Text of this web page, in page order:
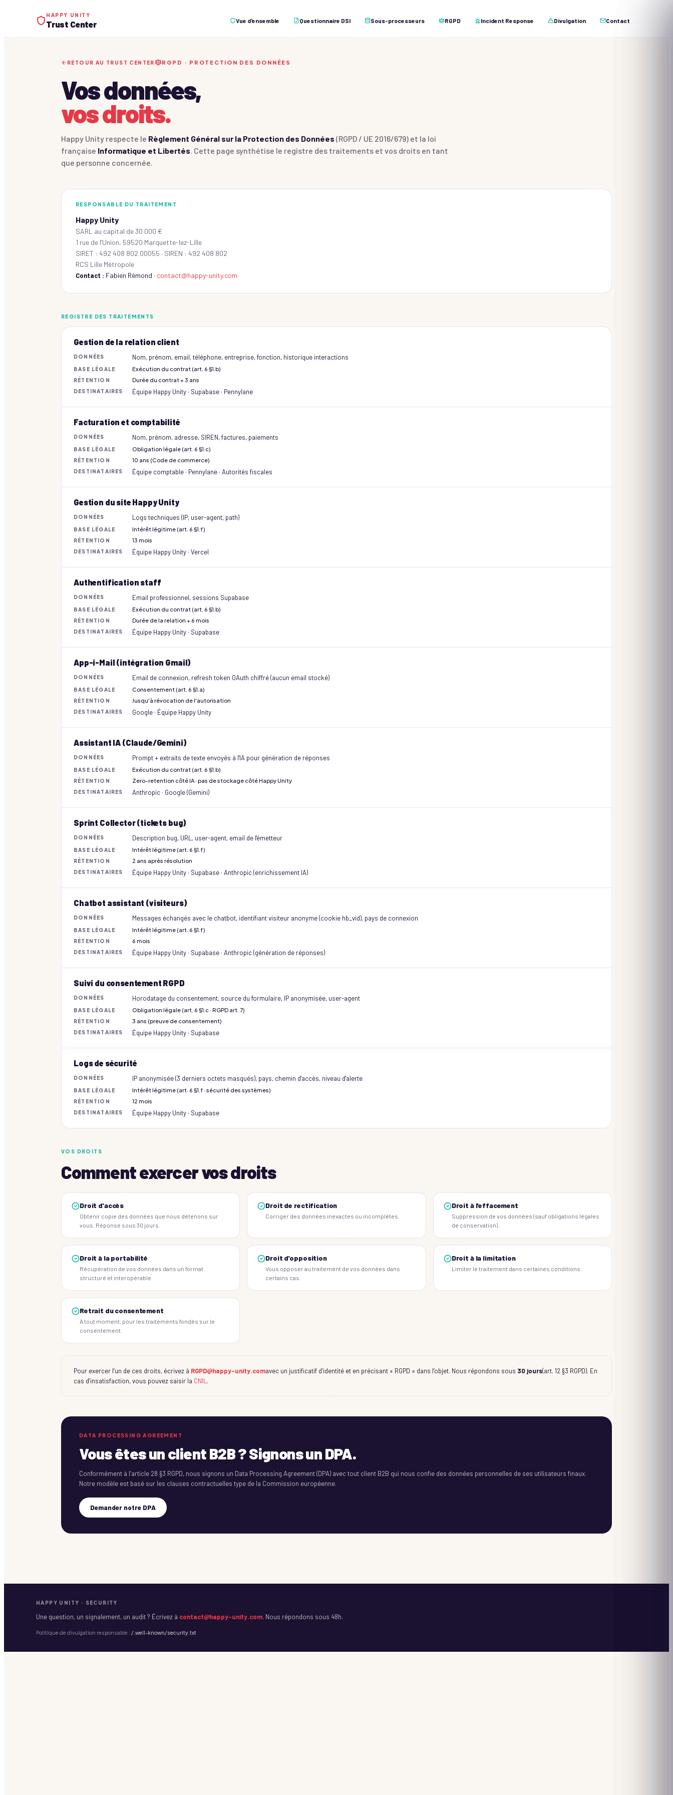
HAPPY UNITY
Trust Center Vue d'ensemble Questionnaire DSI Sous-processeurs RGPD Incident Response Divulgation Contact
RETOUR AU TRUST CENTER RGPD · PROTECTION DES DONNÉES
Vos données,
vos droits.
Happy Unity respecte le Règlement Général sur la Protection des Données (RGPD / UE 2016/679) et la loi
française Informatique et Libertés. Cette page synthétise le registre des traitements et vos droits en tant
que personne concernée.
RESPONSABLE DU TRAITEMENT
Happy Unity
SARL au capital de 30 000 €
1 rue de l’Union, 59520 Marquette-lez-Lille
SIRET : 492 408 802 00055 · SIREN : 492 408 802
RCS Lille Métropole
Contact : Fabien Rémond · contact@happy-unity.com
REGISTRE DES TRAITEMENTS
Gestion de la relation client
DONNÉES Nom, prénom, email, téléphone, entreprise, fonction, historique interactions
BASE LÉGALE Exécution du contrat (art. 6 §1.b)
RÉTENTION Durée du contrat + 3 ans
DESTINATAIRES Équipe Happy Unity · Supabase · Pennylane
Facturation et comptabilité
DONNÉES Nom, prénom, adresse, SIREN, factures, paiements
BASE LÉGALE Obligation légale (art. 6 §1.c)
RÉTENTION 10 ans (Code de commerce)
DESTINATAIRES Équipe comptable · Pennylane · Autorités fiscales
Gestion du site Happy Unity
DONNÉES Logs techniques (IP, user-agent, path)
BASE LÉGALE Intérêt légitime (art. 6 §1.f)
RÉTENTION 13 mois
DESTINATAIRES Équipe Happy Unity · Vercel
Authentification staff
DONNÉES Email professionnel, sessions Supabase
BASE LÉGALE Exécution du contrat (art. 6 §1.b)
RÉTENTION Durée de la relation + 6 mois
DESTINATAIRES Équipe Happy Unity · Supabase
App-i-Mail (intégration Gmail)
DONNÉES Email de connexion, refresh token OAuth chiffré (aucun email stocké)
BASE LÉGALE Consentement (art. 6 §1.a)
RÉTENTION Jusqu'à révocation de l'autorisation
DESTINATAIRES Google · Équipe Happy Unity
Assistant IA (Claude/Gemini)
DONNÉES Prompt + extraits de texte envoyés à l'IA pour génération de réponses
BASE LÉGALE Exécution du contrat (art. 6 §1.b)
RÉTENTION Zero-retention côté IA · pas de stockage côté Happy Unity
DESTINATAIRES Anthropic · Google (Gemini)
Sprint Collector (tickets bug)
DONNÉES Description bug, URL, user-agent, email de l'émetteur
BASE LÉGALE Intérêt légitime (art. 6 §1.f)
RÉTENTION 2 ans après résolution
DESTINATAIRES Équipe Happy Unity · Supabase · Anthropic (enrichissement IA)
Chatbot assistant (visiteurs)
DONNÉES Messages échangés avec le chatbot, identifiant visiteur anonyme (cookie hb_vid), pays de connexion
BASE LÉGALE Intérêt légitime (art. 6 §1.f)
RÉTENTION 6 mois
DESTINATAIRES Équipe Happy Unity · Supabase · Anthropic (génération de réponses)
Suivi du consentement RGPD
DONNÉES Horodatage du consentement, source du formulaire, IP anonymisée, user-agent
BASE LÉGALE Obligation légale (art. 6 §1.c · RGPD art. 7)
RÉTENTION 3 ans (preuve de consentement)
DESTINATAIRES Équipe Happy Unity · Supabase
Logs de sécurité
DONNÉES IP anonymisée (3 derniers octets masqués), pays, chemin d'accès, niveau d'alerte
BASE LÉGALE Intérêt légitime (art. 6 §1.f · sécurité des systèmes)
RÉTENTION 12 mois
DESTINATAIRES Équipe Happy Unity · Supabase
VOS DROITS
Comment exercer vos droits
Droit d'accès
Obtenir copie des données que nous détenons sur
vous. Réponse sous 30 jours.
Droit de rectification
Corriger des données inexactes ou incomplètes.
Droit à l'effacement
Suppression de vos données (sauf obligations légales
de conservation).
Droit à la portabilité
Récupération de vos données dans un format
structuré et interopérable.
Droit d'opposition
Vous opposer au traitement de vos données dans
certains cas.
Droit à la limitation
Limiter le traitement dans certaines conditions.
Retrait du consentement
À tout moment, pour les traitements fondés sur le
consentement.
Pour exercer l’un de ces droits, écrivez à RGPD@happy-unity.comavec un justificatif d’identité et en précisant « RGPD » dans l’objet. Nous répondons sous 30 jours(art. 12 §3 RGPD). En
cas d’insatisfaction, vous pouvez saisir la CNIL .
DATA PROCESSING AGREEMENT
Vous êtes un client B2B ? Signons un DPA.
Conformément à l’article 28 §3 RGPD, nous signons un Data Processing Agreement (DPA) avec tout client B2B qui nous confie des données personnelles de ses utilisateurs finaux.
Notre modèle est basé sur les clauses contractuelles type de la Commission européenne.
Demander notre DPA
HAPPY UNITY · SECURITY
Une question, un signalement, un audit ? Écrivez à contact@happy-unity.com. Nous répondons sous 48h.
Politique de divulgation responsable : /.well-known/security.txt